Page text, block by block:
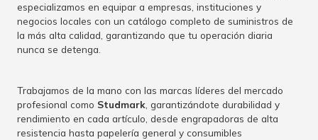
especializamos en equipar a empresas, instituciones y
negocios locales con un catálogo completo de suministros de
la más alta calidad, garantizando que tu operación diaria
nunca se detenga.
Trabajamos de la mano con las marcas líderes del mercado
profesional como Studmark , garantizándote durabilidad y
rendimiento en cada artículo, desde engrapadoras de alta
resistencia hasta papelería general y consumibles